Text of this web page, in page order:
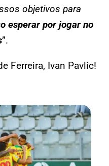
objetivos para
esperar por jogar no
”.
Ferreira, Ivan Pavlic!